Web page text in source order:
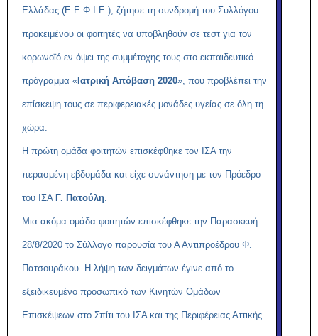
Ελλάδας (Ε.Ε.Φ.Ι.Ε.), ζήτησε τη συνδρομή του Συλλόγου
προκειμένου οι φοιτητές να υποβληθούν σε τεστ για τον
κορωνοϊό εν όψει της συμμέτοχης τους στο εκπαιδευτικό
πρόγραμμα « Ιατρική Απόβαση 2020», που προβλέπει την
επίσκεψη τους σε περιφερειακές μονάδες υγείας σε όλη τη
χώρα.
Η πρώτη ομάδα φοιτητών επισκέφθηκε τον ΙΣΑ την
περασμένη εβδομάδα και είχε συνάντηση με τον Πρόεδρο
του ΙΣΑ Γ. Πατούλη.
Μια ακόμα ομάδα φοιτητών επισκέφθηκε την Παρασκευή
28/8/2020 το Σύλλογο παρουσία του Α Αντιπροέδρου Φ.
Πατσουράκου. Η λήψη των δειγμάτων έγινε από το
εξειδικευμένο προσωπικό των Κινητών Ομάδων
Επισκέψεων στο Σπίτι του ΙΣΑ και της Περιφέρειας Αττικής.